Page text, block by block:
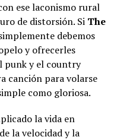
ese laconismo rural
de distorsión. Si The
debemos
y ofrecerles
punk y el country
canción para volarse
como gloriosa.
la vida en
la velocidad y la